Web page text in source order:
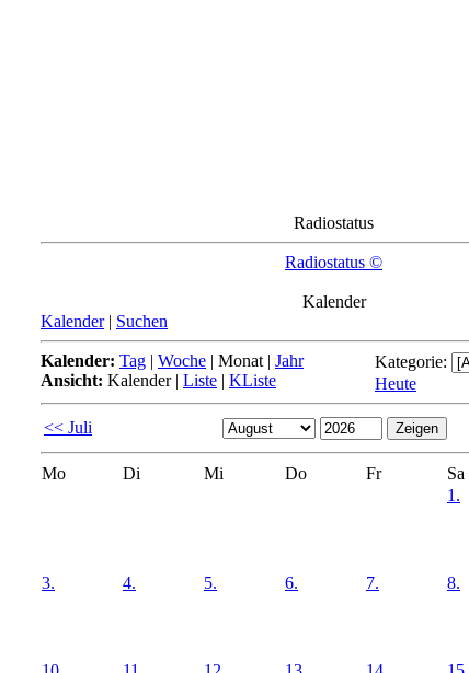
Radiostatus
Radiostatus ©
Kalender
Kalender | Suchen
Kalender: Tag | Woche | Monat | Jahr
Ansicht: Kalender| Liste | KListe
Kategorie:
Heute
<< Juli
Mo Di Mi Do Fr Sa
1.
3. 4. 5. 6. 7. 8.